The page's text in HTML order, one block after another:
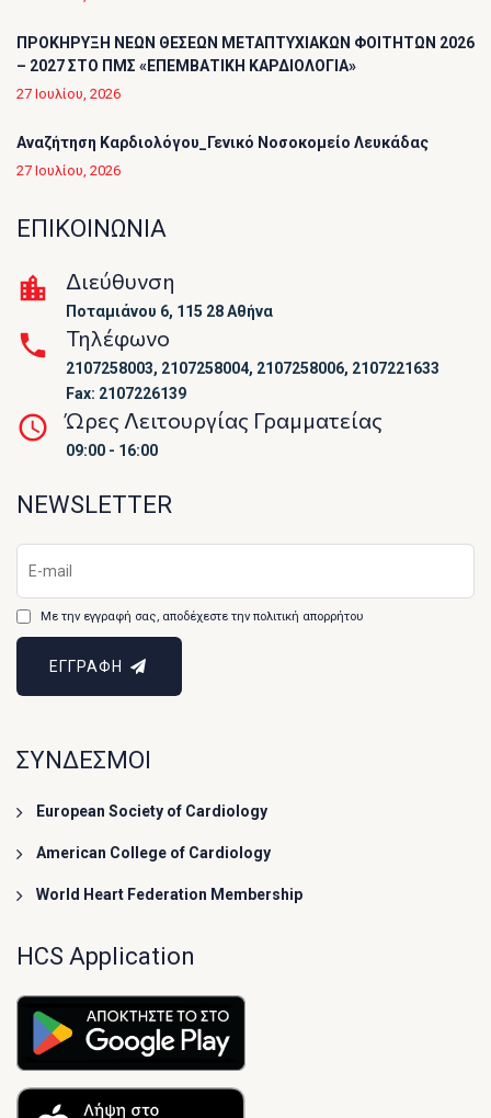
ΠΡΟΚΗΡΥΞΗ ΝΕΩΝ ΘΕΣΕΩΝ ΜΕΤΑΠΤΥΧΙΑΚΩΝ ΦΟΙΤΗΤΩΝ 2026
– 2027 ΣΤΟ ΠΜΣ «ΕΠΕΜΒΑΤΙΚΗ ΚΑΡΔΙΟΛΟΓΙΑ»
27 Ιουλίου, 2026
Αναζήτηση Καρδιολόγου_Γενικό Νοσοκομείο Λευκάδας
27 Ιουλίου, 2026
ΕΠΙΚΟΙΝΩΝΙΑ
Διεύθυνση
Ποταμιάνου 6, 115 28 Αθήνα
Τηλέφωνο
2107258003, 2107258004, 2107258006, 2107221633
Fax: 2107226139
Ώρες Λειτουργίας Γραμματείας
09:00 - 16:00
NEWSLETTER
Με την εγγραφή σας, αποδέχεστε την πολιτική απορρήτου
ΕΓΓΡΑΦΗ
ΣΥΝΔΕΣΜΟΙ
European Society of Cardiology
American College of Cardiology
World Heart Federation Membership
HCS Application